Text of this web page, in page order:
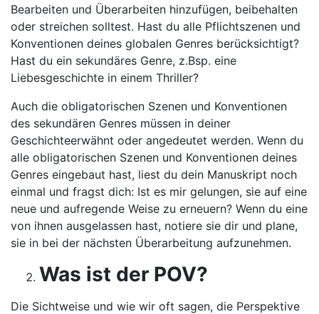
Bearbeiten und Überarbeiten hinzufügen, beibehalten
oder streichen solltest. Hast du alle Pflichtszenen und
Konventionen deines globalen Genres berücksichtigt?
Hast du ein sekundäres Genre, z.Bsp. eine
Liebesgeschichte in einem Thriller?
Auch die obligatorischen Szenen und Konventionen
des sekundären Genres müssen in deiner
Geschichteerwähnt oder angedeutet werden. Wenn du
alle obligatorischen Szenen und Konventionen deines
Genres eingebaut hast, liest du dein Manuskript noch
einmal und fragst dich: Ist es mir gelungen, sie auf eine
neue und aufregende Weise zu erneuern? Wenn du eine
von ihnen ausgelassen hast, notiere sie dir und plane,
sie in bei der nächsten Überarbeitung aufzunehmen.
Was ist der POV?
Die Sichtweise und wie wir oft sagen, die Perspektive